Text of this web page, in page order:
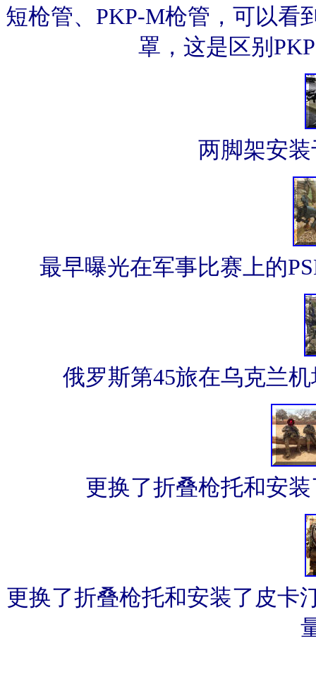
短枪管、PKP-M枪管，可以看
罩，这是区别
两脚架安
最早曝光在军事比赛上的
俄罗斯第45旅在乌克兰
更换了折叠枪托和安
更换了折叠枪托和安装了皮卡